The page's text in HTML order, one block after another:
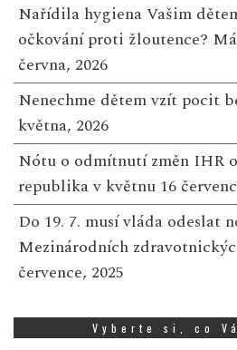
Nařídila hygiena Vašim
očkování proti žloutence?
června, 2026
Nenechme dětem vzít pocit
května, 2026
Nótu o odmítnutí změn IHR
republika v květnu 16
Do 19. 7. musí vláda odeslat
Mezinárodních
července, 2025
Vyberte si, co